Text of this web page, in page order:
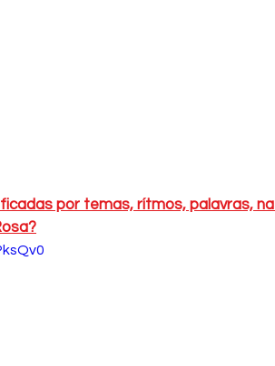
por temas, rítmos, palavras, na